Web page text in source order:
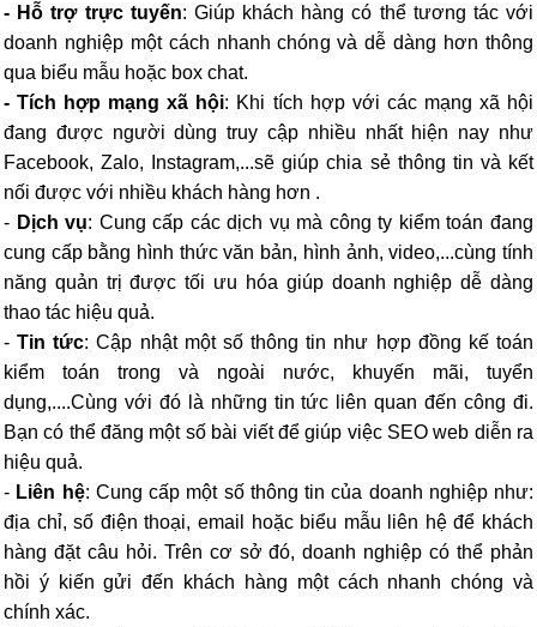
- Hỗ trợ trực tuyến: Giúp khách hàng có thể tương tác với
doanh nghiệp một cách nhanh chóng và dễ dàng hơn thông
qua biểu mẫu hoặc box chat.
-Tích hợp mạng xã hội: Khi tích hợp với các mạng xã hội
đang được người dùng truy cập nhiều nhất hiện nay như
Facebook, Zalo, Instagram,...sẽ giúp chia sẻ thông tin và kết
nối được với nhiều khách hàng hơn .
- Dịch vụ: Cung cấp các dịch vụ mà công ty kiểm toán đang
cung cấp bằng hình thức văn bản, hình ảnh, video,...cùng tính
năng quản trị được tối ưu hóa giúp doanh nghiệp dễ dàng
thao tác hiệu quả.
-Tin tức: Cập nhật một số thông tin như hợp đồng kế toán
kiểm toán trong và ngoài nước, khuyến mãi, tuyển
dụng,....Cùng với đó là những tin tức liên quan đến công đi.
Bạn có thể đăng một số bài viết để giúp việc SEO web diễn ra
hiệu quả.
- Liên hệ: Cung cấp một số thông tin của doanh nghiệp như:
địa chỉ, số điện thoại, email hoặc biểu mẫu liên hệ để khách
hàng đặt câu hỏi. Trên cơ sở đó, doanh nghiệp có thể phản
hồi ý kiến gửi đến khách hàng một cách nhanh chóng và
chính xác.